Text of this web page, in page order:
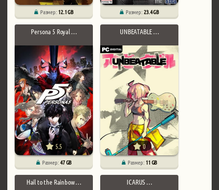
Размер: 12.1 GB Размер:23.4 GB
Persona 5 Royal …
5.5
Размер:47 GB
UNBEATABLE …
0
Размер: 11 GB
Hail to the Rainbow … ICARUS …